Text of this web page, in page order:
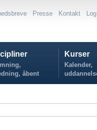
Presse Kontakt
åbent
Kurser
Kalender,